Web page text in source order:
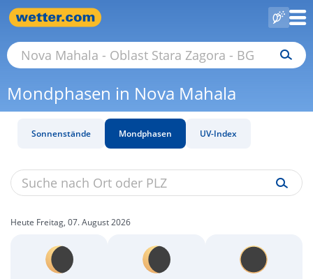
Mondphasen in Nova Mahala
Sonnenstände Mondphasen UV-Index
Heute Freitag, 07. August 2026